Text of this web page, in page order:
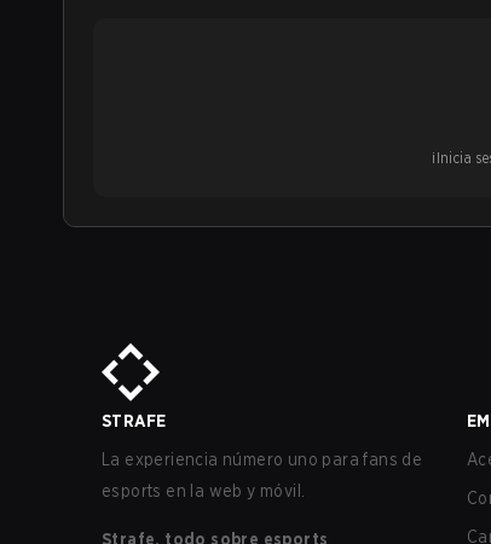
¡Inicia
STRAFE
La experiencia número uno para fans de
esports en la web y móvil.
Strafe, todo sobre esports